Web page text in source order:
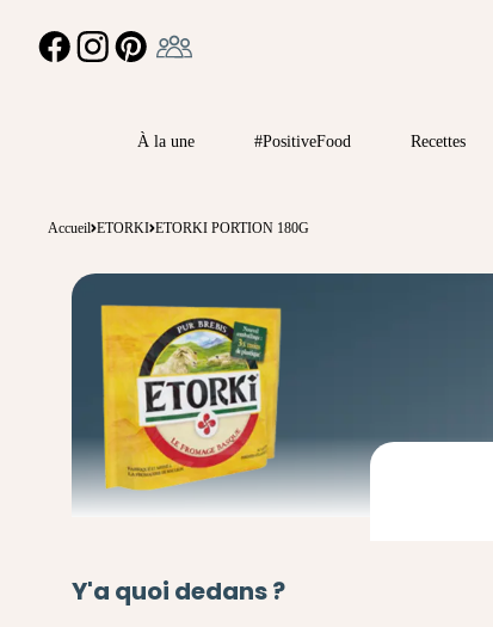
FACEBOOKINSTAGRAMPINTEREST
À la une #PositiveFood Recettes
Accueil ETORKI ETORKI PORTION 180G
Y'a quoi dedans ?